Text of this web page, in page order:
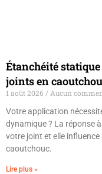
Étanchéité
joints en
1 août 2026
Aucun
Votre application
dynamique ? La réponse
votre joint et elle influence
caoutchouc.
Lire plus »